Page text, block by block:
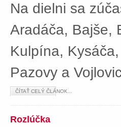
Na dielni sa
Aradáča, Bajše,
Kulpína,
Pazovy a
ČÍTAŤ CELÝ ČLÁNOK...
Rozlúčka